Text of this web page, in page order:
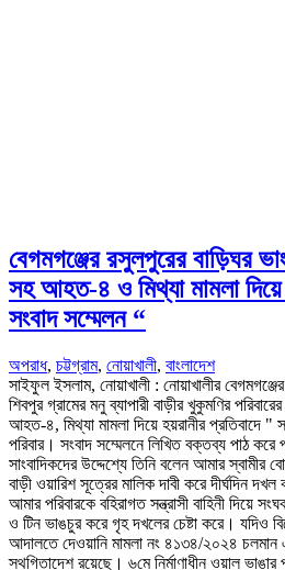
বেগমগঞ্জের রসুলপুরের বাড়িঘর
সহ আহত-৪ ও মিথ্যা মামলা দিয়ে
সংবাদ সম্মেলন “
অপরাধ, চট্টগ্রাম, নোয়াখালী, বাংলাদেশ
সাইফুল ইসলাম, নোয়াখালী : নোয়াখালীর
শিবপুর গ্রামের মনু ব্যাপারী বাড়ীর খুকুমণির
আহত-৪, মিথ্যা মামলা দিয়ে হয়রানীর প্রতিবাদে
পরিবার। সংবাদ সম্মেলনে লিখিত বক্তব্য পাঠ করে
সাংবাদিকদের উদ্দেশ্যে তিনি বলেন আমার
বাড়ী ওয়ারিশ সূত্রের মালিক দাবী করে দীর্ঘদিন
আমার পরিবারকে বহিরাগত সন্ত্রাসী বাহিনী দিয়ে
ও টিন ভাঙচুর করে গৃহ দখলের চেষ্টা করে। যদিও
আদালতে দেওয়ানি মামলা নং ৪১৩৪/২০২৪ চলমান
স্থগিতাদেশ রয়েছে। ৬মে নির্মাণাধীন ওয়াল ভাঙার